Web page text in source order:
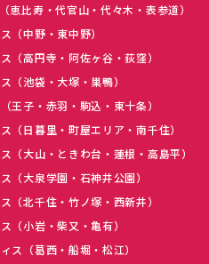
恵比寿・代官山・代々木・表参道）
（中野・東中野）
（高円寺・阿佐ヶ谷・荻窪）
（池袋・大塚・巣鴨）
王子・赤羽・駒込・東十条）
（日暮里・町屋エリア・南千住）
（大山・ときわ台・蓮根・高島平）
（大泉学園・石神井公園）
（北千住・竹ノ塚・西新井）
（小岩・柴又・亀有）
ス（葛西・船堀・松江）